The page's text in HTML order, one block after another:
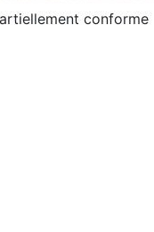
conforme